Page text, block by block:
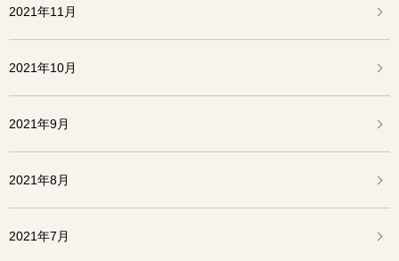
2021年11月
2021年10月
2021年9月
2021年8月
2021年7月